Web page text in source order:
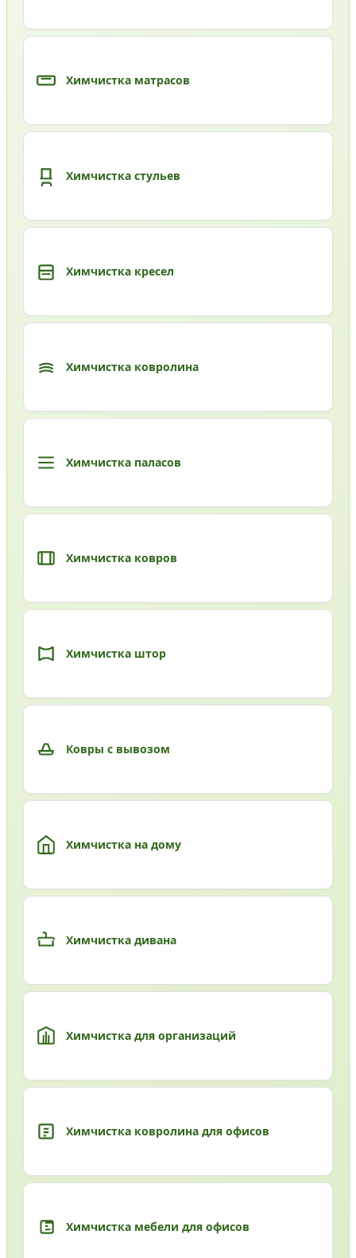
Химчистка матрасов
Химчистка стульев
Химчистка кресел
Химчистка ковролина
Химчистка паласов
Химчистка ковров
Химчистка штор
Ковры с вывозом
Химчистка на дому
Химчистка дивана
Химчистка для организаций
Химчистка ковролина для офисов
Химчистка мебели для офисов